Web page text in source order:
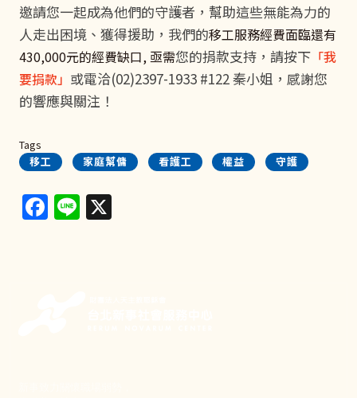
邀請您一起成為他們的守護者，幫助這些無能為力的
人走出困境、獲得援助，我們的移工服務經費面臨還有
430,000元的經費缺口, 亟需您的捐款支持，請按下 「我
要捐款」 或電洽(02)2397-1933 #122 秦小姐，感謝您
的響應與關注！
Tags
移工
家庭幫傭 看護工 權益 守護
Facebook
Line